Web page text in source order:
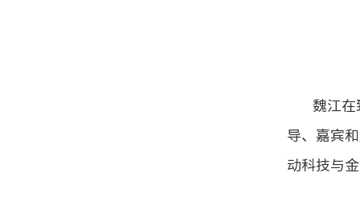
魏江
导、嘉宾
动科技与